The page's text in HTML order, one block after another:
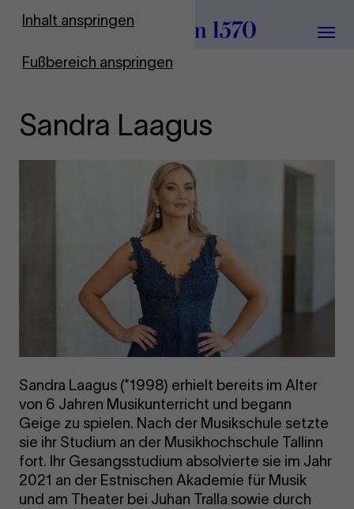
Inhalt anspringen
Fußbereich anspringen
Zur Startseite
Menü
Sandra Laagus
Sandra Laagus (*1998) erhielt bereits im Alter
von 6 Jahren Musikunterricht und begann
Geige zu spielen. Nach der Musikschule setzte
sie ihr Studium an der Musikhochschule Tallinn
fort. Ihr Gesangsstudium absolvierte sie im Jahr
2021 an der Estnischen Akademie für Musik
und am Theater bei Juhan Tralla sowie durch